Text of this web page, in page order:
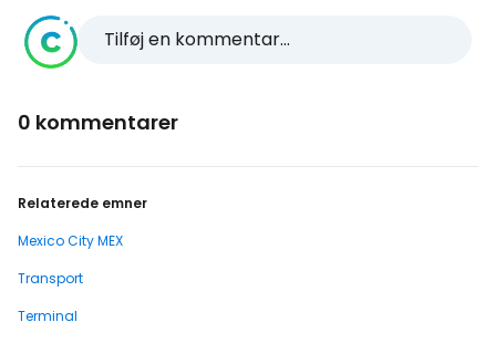
Tilføj en kommentar...
0 kommentarer
Relaterede emner
Mexico City MEX
Transport
Terminal